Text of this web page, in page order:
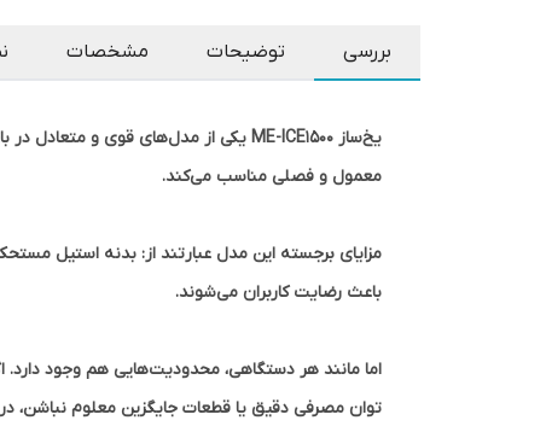
بررسی توضیحات مشخصات
معمول و فصلی مناسب می‌کند.
باعث رضایت کاربران می‌شوند.
اما مانند هر دستگاهی، محدودیت‌هایی هم وجود
توان مصرفی دقیق یا قطعات جایگزین معلوم نباشن،